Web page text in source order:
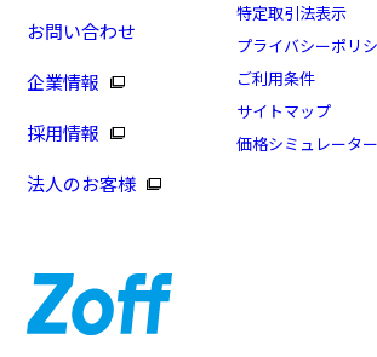
[再値下げセール価格]Zoff SPORTS
商品番号：ZA231022-14F1/フレームカ
(マット)/単価：￥5,280
※商品が再入荷された際にメールでお知らせします。
※本サービスは商品の購入をお約束するものではありません
※ご希望の商品が再入荷しない場合もございますので予め
お問い合わせ
企業情報
採用情報
法人のお客様
特定取引法表示
プライバシーポリ
ご利用条件
サイトマップ
価格シミュレーター